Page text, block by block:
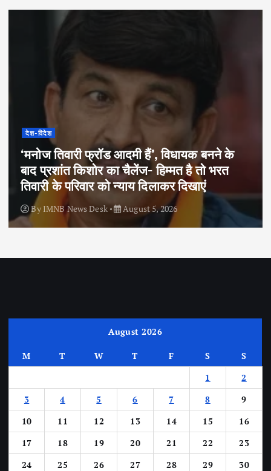
देश-विदेश
‘मनोज तिवारी फ्रॉड आदमी हैं’, विधायक बनने के
बाद प्रशांत किशोर का चैलेंज- हिम्मत है तो भरत
तिवारी के परिवार को न्याय दिलाकर दिखाएं
By IMNB News Desk August 5, 2026
August 2026
M T W T F S
S
1
2
3
4 5 6 7 8
9
10
11 12 13 14 15
16
17
18 19 20 21 22
23
24
25 26 27 28 29
30